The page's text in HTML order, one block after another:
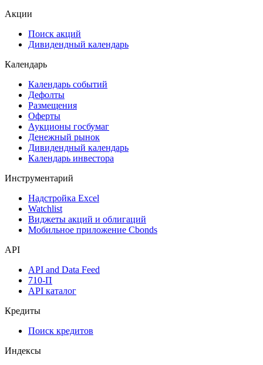
Акции
Поиск акций
Дивидендный календарь
Календарь
Календарь событий
Дефолты
Размещения
Оферты
Аукционы госбумаг
Денежный рынок
Дивидендный календарь
Календарь инвестора
Инструментарий
Надстройка Excel
Watchlist
Виджеты акций и облигаций
Мобильное приложение Cbonds
API
API and Data Feed
710-П
API каталог
Кредиты
Поиск кредитов
Индексы